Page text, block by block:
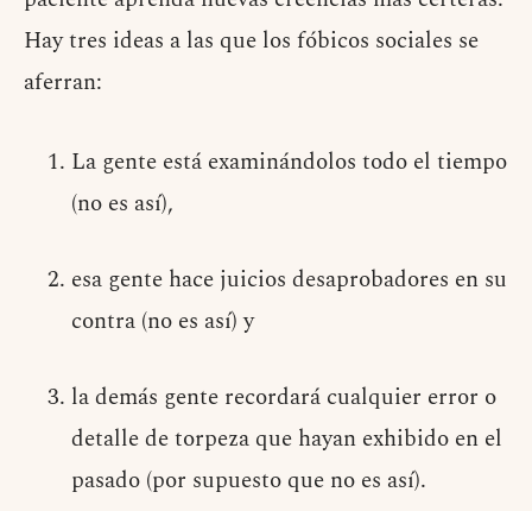
Hay tres ideas a las que los fóbicos sociales se
aferran:
La gente está examinándolos todo el tiempo
(no es así),
esa gente hace juicios desaprobadores en su
contra (no es así) y
la demás gente recordará cualquier error o
detalle de torpeza que hayan exhibido en el
pasado (por supuesto que no es así).